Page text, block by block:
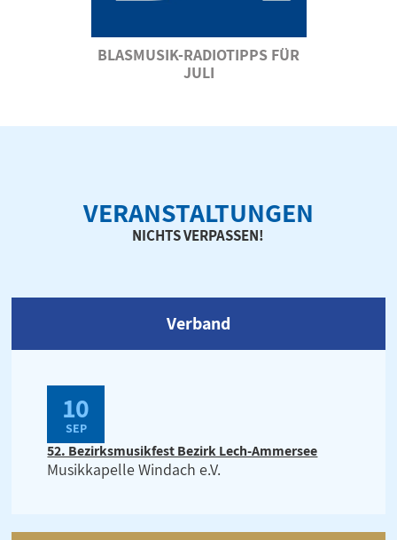
BLASMUSIK-RADIOTIPPS FÜR
JULI
VERANSTALTUNGEN
NICHTS VERPASSEN!
Verband
10
SEP
52. Bezirksmusikfest Bezirk Lech-Ammersee
Musikkapelle Windach e.V.